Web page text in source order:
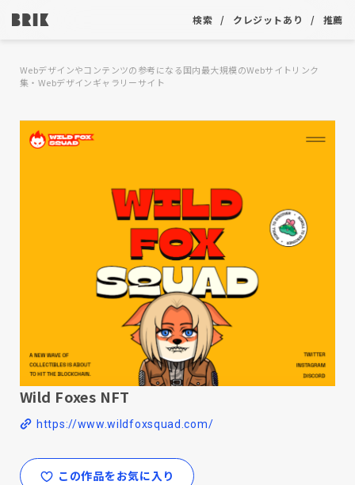
検索 クレジットあり 推薦
Webデザインやコンテンツの参考になる国内最大規模のWebサイトリンク
集・Webデザインギャラリーサイト
Wild Foxes NFT
https://www.wildfoxsquad.com/
この作品をお気に入り